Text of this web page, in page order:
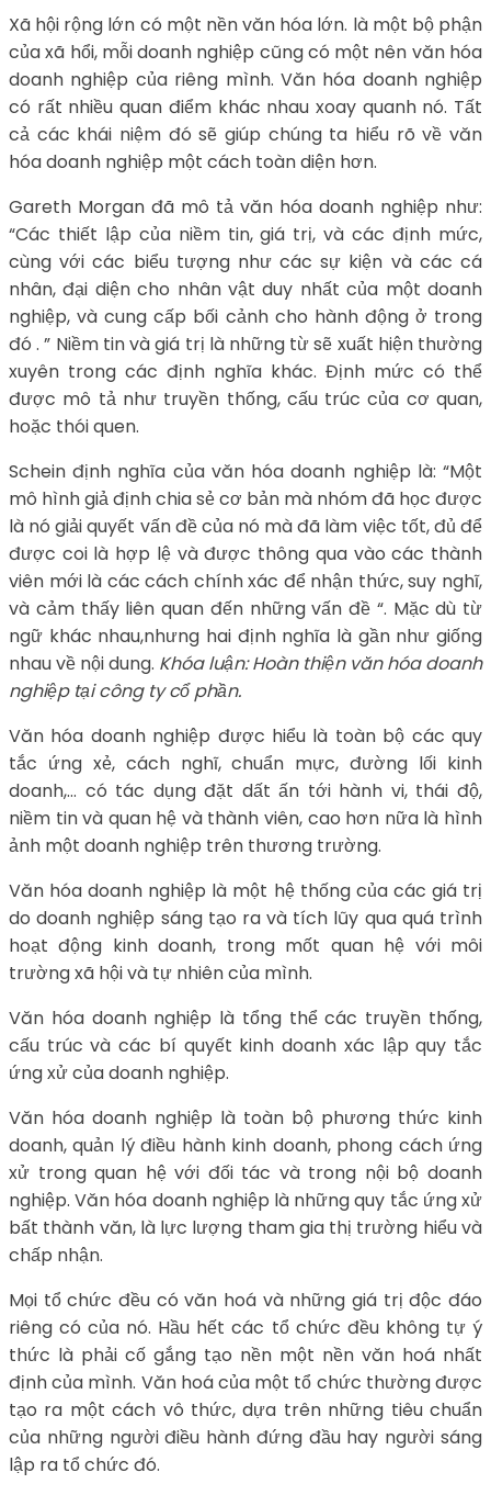
Xã hội rộng lớn có một nền văn hóa lớn. là một bộ phận
của xã hổi, mỗi doanh nghiệp cũng có một nên văn hóa
doanh nghiệp của riêng mình. Văn hóa doanh nghiệp
có rất nhiều quan điểm khác nhau xoay quanh nó. Tất
cả các khái niệm đó sẽ giúp chúng ta hiểu rõ về văn
hóa doanh nghiệp một cách toàn diện hơn.
Gareth Morgan đã mô tả văn hóa doanh nghiệp như:
“Các thiết lập của niềm tin, giá trị, và các định mức,
cùng với các biểu tượng như các sự kiện và các cá
nhân, đại diện cho nhân vật duy nhất của một doanh
nghiệp, và cung cấp bối cảnh cho hành động ở trong
đó . ” Niềm tin và giá trị là những từ sẽ xuất hiện thường
xuyên trong các định nghĩa khác. Định mức có thể
được mô tả như truyền thống, cấu trúc của cơ quan,
hoặc thói quen.
Schein định nghĩa của văn hóa doanh nghiệp là: “Một
mô hình giả định chia sẻ cơ bản mà nhóm đã học được
là nó giải quyết vấn đề của nó mà đã làm việc tốt, đủ để
được coi là hợp lệ và được thông qua vào các thành
viên mới là các cách chính xác để nhận thức, suy nghĩ,
và cảm thấy liên quan đến những vấn đề “. Mặc dù từ
ngữ khác nhau,nhưng hai định nghĩa là gần như giống
nhau về nội dung. Khóa luận: Hoàn thiện văn hóa doanh
nghiệp tại công ty cổ phần.
Văn hóa doanh nghiệp được hiểu là toàn bộ các quy
tắc ứng xẻ, cách nghĩ, chuẩn mực, đường lối kinh
doanh,… có tác dụng đặt dất ấn tới hành vi, thái độ,
niềm tin và quan hệ và thành viên, cao hơn nữa là hình
ảnh một doanh nghiệp trên thương trường.
Văn hóa doanh nghiệp là một hệ thống của các giá trị
do doanh nghiệp sáng tạo ra và tích lũy qua quá trình
hoạt động kinh doanh, trong mốt quan hệ với môi
trường xã hội và tự nhiên của mình.
Văn hóa doanh nghiệp là tổng thể các truyền thống,
cấu trúc và các bí quyết kinh doanh xác lập quy tắc
ứng xử của doanh nghiệp.
Văn hóa doanh nghiệp là toàn bộ phương thức kinh
doanh, quản lý điều hành kinh doanh, phong cách ứng
xử trong quan hệ với đối tác và trong nội bộ doanh
nghiệp. Văn hóa doanh nghiệp là những quy tắc ứng xử
bất thành văn, là lực lượng tham gia thị trường hiểu và
chấp nhận.
Mọi tổ chức đều có văn hoá và những giá trị độc đáo
riêng có của nó. Hầu hết các tổ chức đều không tự ý
thức là phải cố gắng tạo nền một nền văn hoá nhất
định của mình. Văn hoá của một tổ chức thường được
tạo ra một cách vô thức, dựa trên những tiêu chuẩn
của những người điều hành đứng đầu hay người sáng
lập ra tổ chức đó.